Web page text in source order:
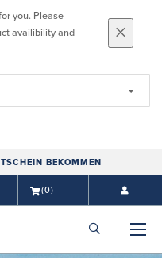
you. Please
availibility and
BEKOMMEN
(0)